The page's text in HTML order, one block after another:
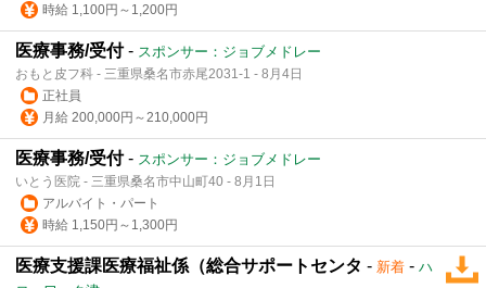
時給 1,100円～1,200円
医療事務/受付- スポンサー：ジョブメドレー
おもと皮フ科 - 三重県桑名市赤尾2031-1 - 8月4日
正社員
月給 200,000円～210,000円
医療事務/受付- スポンサー：ジョブメドレー
いとう医院 - 三重県桑名市中山町40 - 8月1日
アルバイト・パート
時給 1,150円～1,300円
医療支援課医療福祉係（総合サポートセンタ - 新着 - ハ